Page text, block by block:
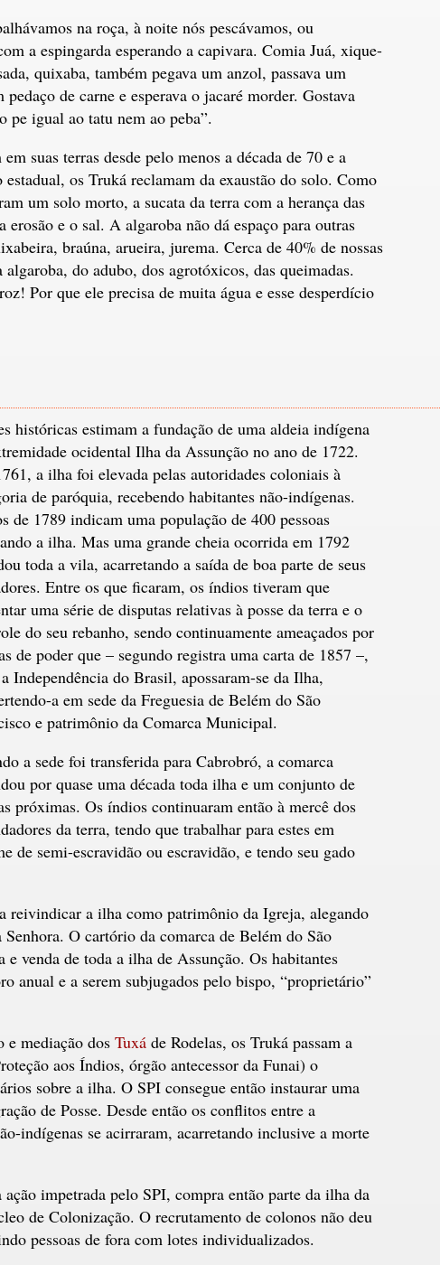
na roça, à noite nós pescávamos, ou
a espingarda esperando a capivara. Comia Juá, xique-
quixaba, também pegava um anzol, passava um
de carne e esperava o jacaré morder. Gostava
pe igual ao tatu nem ao peba”.
suas terras desde pelo menos a década de 70 e a
estadual, os Truká reclamam da exaustão do solo. Como
um solo morto, a sucata da terra com a herança das
erosão e o sal. A algaroba não dá espaço para outras
braúna, arueira, jurema. Cerca de 40% de nossas
do adubo, dos agrotóxicos, das queimadas.
Por que ele precisa de muita água e esse desperdício
históricas estimam a fundação de uma aldeia indígena
ocidental Ilha da Assunção no ano de 1722.
a ilha foi elevada pelas autoridades coloniais à
de paróquia, recebendo habitantes não-indígenas.
de 1789 indicam uma população de 400 pessoas
a ilha. Mas uma grande cheia ocorrida em 1792
toda a vila, acarretando a saída de boa parte de seus
Entre os que ficaram, os índios tiveram que
uma série de disputas relativas à posse da terra e o
do seu rebanho, sendo continuamente ameaçados por
de poder que – segundo registra uma carta de 1857 –,
Independência do Brasil, apossaram-se da Ilha,
a em sede da Freguesia de Belém do São
e patrimônio da Comarca Municipal.
a sede foi transferida para Cabrobró, a comarca
por quase uma década toda ilha e um conjunto de
próximas. Os índios continuaram então à mercê dos
da terra, tendo que trabalhar para estes em
de semi-escravidão ou escravidão, e tendo seu gado
reivindicar a ilha como patrimônio da Igreja, alegando
O cartório da comarca de Belém do São
venda de toda a ilha de Assunção. Os habitantes
anual e a serem subjugados pelo bispo, “proprietário”
e mediação dos Tuxáde Rodelas, os Truká passam a
aos Índios, órgão antecessor da Funai) o
sobre a ilha. O SPI consegue então instaurar uma
de Posse. Desde então os conflitos entre a
indígenas se acirraram, acarretando inclusive a morte
impetrada pelo SPI, compra então parte da ilha da
de Colonização. O recrutamento de colonos não deu
pessoas de fora com lotes individualizados.